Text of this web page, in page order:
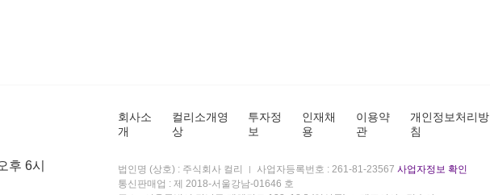
후 6시
회사소
개
컬리소개영
상
투자정
보
인재채
용
이용약
관
개인정보처리방
침
법인명 (상호) : 주식회사 컬리 사업자등록번호 : 261-81-23567 사업자정보 확인
통신판매업 : 제 2018-서울강남-01646 호